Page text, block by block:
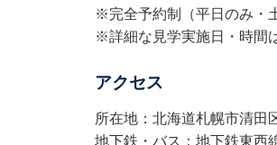
※完全予約制（平日のみ・
※詳細な見学実施日・時間
アクセス
所在地：北海道札幌市清田
地下鉄・バス：地下鉄東西